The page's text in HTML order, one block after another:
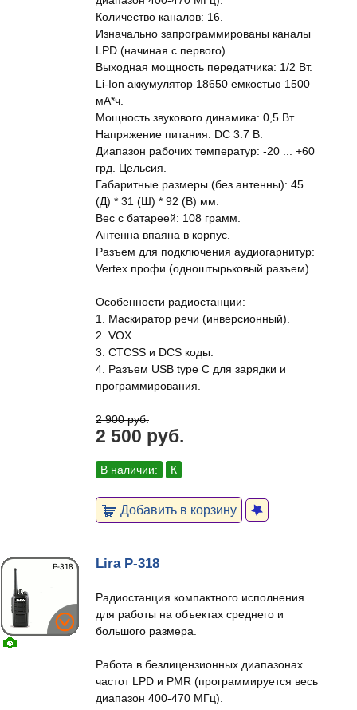
Количество каналов: 16.
Изначально запрограммированы каналы
LPD (начиная с первого).
Выходная мощность передатчика: 1/2 Вт.
Li-Ion аккумулятор 18650 емкостью 1500
мА*ч.
Мощность звукового динамика: 0,5 Вт.
Напряжение питания: DC 3.7 В.
Диапазон рабочих температур: -20 ... +60
грд. Цельсия.
Габаритные размеры (без антенны): 45
(Д) * 31 (Ш) * 92 (В) мм.
Вес с батареей: 108 грамм.
Антенна впаяна в корпус.
Разъем для подключения аудиогарнитур:
Vertex профи (одноштырьковый разъем).
Особенности радиостанции:
1. Маскиратор речи (инверсионный).
2. VOX.
3. CTCSS и DCS коды.
4. Разъем USB type C для зарядки и
программирования.
2 900 руб.
2 500 руб.
В наличии: К
Добавить в корзину
Lira P-318
Радиостанция компактного исполнения
для работы на объектах среднего и
большого размера.
Работа в безлицензионных диапазонах
частот LPD и PMR (программируется весь
диапазон 400-470 МГц).